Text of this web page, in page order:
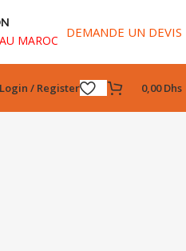
MAROC DEMANDE UN DEVIS
Login / Register 0,00Dhs